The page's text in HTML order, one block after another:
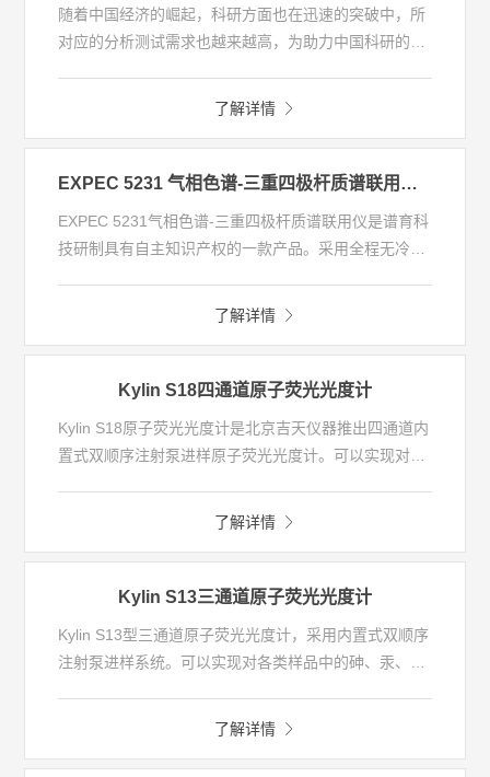
全自动实验室
随着中国经济的崛起，科研方面也在迅速的突破中，所
对应的分析测试需求也越来越高，为助力中国科研的快
其更高的灵敏度和更低的检出限，能更好的满足在科学
研究、方法开发等极限条件下的分析测试。质谱范围：
了解详情
EXPEC 5231 气相色谱-三重四极杆质谱联用仪（GC-MS/MS）
EXPEC 5231气相色谱-三重四极杆质谱联用仪是谱育科
技研制具有自主知识产权的一款产品。采用全程无冷点
控系统和高灵敏度检测器，配合灵活友好的用户界面、
高速采样频率和信号处理速度，满足用户对于仪器分析
残、食品安全、环境监测等方面的应用。
了解详情
Kylin S18四通道原子荧光光度计
Kylin S18原子荧光光度计是北京吉天仪器推出四通道内
置式双顺序注射泵进样原子荧光光度计。可以实现对各
了解详情
Kylin S13三通道原子荧光光度计
Kylin S13型三通道原子荧光光度计，采用内置式双顺序
注射泵进样系统。可以实现对各类样品中的砷、汞、
了解详情